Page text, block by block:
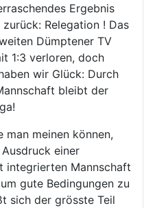
Ergebnis
Relegation ! Das
Dümptener TV
1:3 verloren, doch
wir Glück: Durch
bleibt der
man meinen können,
einer
integrierten Mannschaft
gute Bedingungen zu
sich der grösste Teil